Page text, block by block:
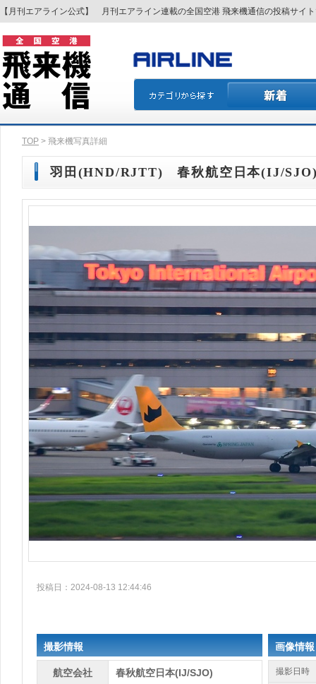
【月刊エアライン公式】 月刊エアライン連載の全国空港 飛来機通信の投稿サイ
TOP > 飛来機写真詳細
羽田(HND/RJTT) 春秋航空日本(IJ/
投稿日：2024-08-13 12:44:46
撮影情報
航空会社 春秋航空日本(IJ/SJO)
画像情報
撮影日時